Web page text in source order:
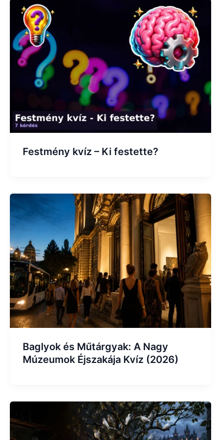
Festmény kvíz – Ki festette?
Baglyok és Műtárgyak: A Nagy
Múzeumok Éjszakája Kvíz (2026)